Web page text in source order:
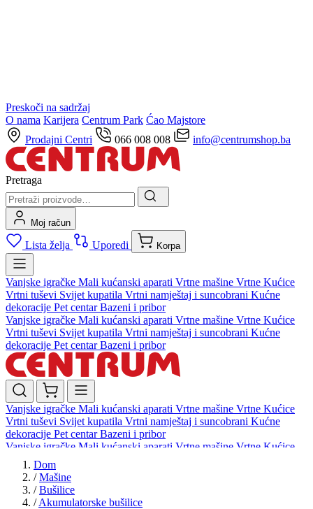
Preskoči na sadržaj
O nama Karijera Centrum Park Ćao Majstore
Prodajni Centri
066 008 008 info@centrumshop.ba
Pretraga
Moj račun
Lista želja Uporedi Korpa
Vanjske igračke Mali kućanski aparati Vrtne mašine Vrtne Kućice
Vrtni tuševi Svijet kupatila Vrtni namještaj i suncobrani Kućne
dekoracije Pet centarBazeni i pribor
Vanjske igračke Mali kućanski aparati Vrtne mašine Vrtne Kućice
Vrtni tuševi Svijet kupatila Vrtni namještaj i suncobrani Kućne
dekoracije Pet centarBazeni i pribor
Vanjske igračke Mali kućanski aparati Vrtne mašine Vrtne Kućice
Vrtni tuševi Svijet kupatila Vrtni namještaj i suncobrani Kućne
dekoracije Pet centarBazeni i pribor
Vanjske igračke Mali kućanski aparati Vrtne mašine Vrtne Kućice
Vrtni tuševi
dekoracijePet centar
Dom
/ Mašine
/ Bušilice
/ Akumulatorske bušilice